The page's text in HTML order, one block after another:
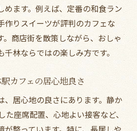
めます。例えば、定番の和食ラン
作りスイーツが評判のカフェな
。商店街を散策しながら、おしゃ
林ならではの楽しみ方です。
カフェの居心地良さ
、居心地の良さにあります。静か
た座席配置、心地よい接客など、